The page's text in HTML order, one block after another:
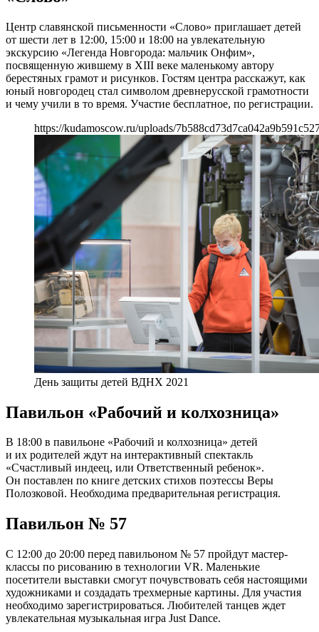
Центр славянской письменности «Слово» приглашает детей
от шести лет в 12:00, 15:00 и 18:00 на увлекательную
экскурсию «Легенда Новгорода: мальчик Онфим»,
посвященную жившему в XIII веке маленькому автору
берестяных грамот и рисунков. Гостям центра расскажут, как
юный новгородец стал символом древнерусской грамотности
и чему учили в то время. Участие бесплатное, по регистрации.
https://kudamoscow.ru/uploads/
День защиты детей ВДНХ 2021
Павильон «Рабочий и колхозница»
В 18:00 в павильоне «Рабочий и колхозница» детей
и их родителей ждут на интерактивный спектакль
«Счастливый индеец, или Ответственный ребенок».
Он поставлен по книге детских стихов поэтессы Веры
Полозковой. Необходима предварительная регистрация.
Павильон № 57
С 12:00 до 20:00 перед павильоном № 57 пройдут мастер-
классы по рисованию в технологии VR. Маленькие
посетители выставки смогут почувствовать себя настоящими
художниками и создадать трехмерные картины. Для участия
необходимо зарегистрироваться. Любителей танцев ждет
увлекательная музыкальная игра Just Dance.